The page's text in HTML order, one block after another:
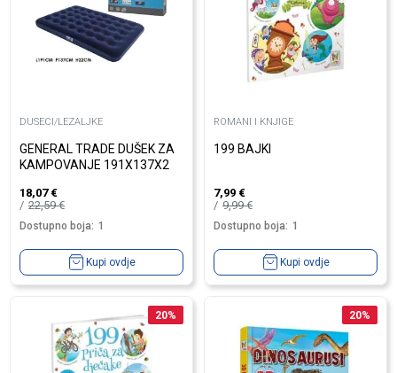
DUSECI/LEZALJKE
GENERAL TRADE DUŠEK ZA
KAMPOVANJE 191X137X2
18,07 €
22,59€
Dostupno boja: 1
Kupi ovdje
ROMANI I KNJIGE
199 BAJKI
7,99 €
9,99€
Dostupno boja: 1
Kupi ovdje
20% 20%